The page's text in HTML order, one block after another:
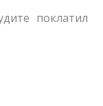
поклатил